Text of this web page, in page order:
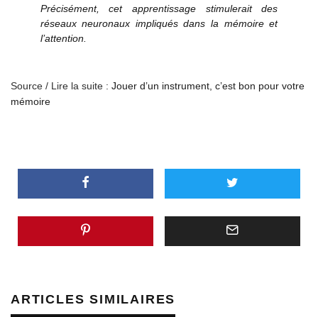
Précisément, cet apprentissage stimulerait des
réseaux neuronaux impliqués dans la mémoire et
l’attention.
Source / Lire la suite : Jouer d’un instrument, c’est bon pour votre
mémoire
ARTICLES SIMILAIRES